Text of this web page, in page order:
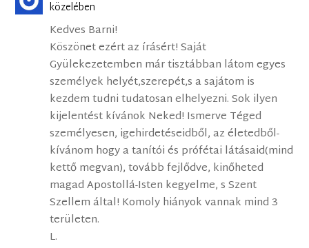
közelében
Kedves Barni!
Köszönet ezért az írásért! Saját
Gyülekezetemben már tisztábban látom egyes
személyek helyét,szerepét,s a sajátom is
kezdem tudni tudatosan elhelyezni. Sok ilyen
kijelentést kívánok Neked! Ismerve Téged
személyesen, igehirdetéseidből, az életedből-
kívánom hogy a tanítói és prófétai látásaid(mind
kettő megvan), tovább fejlődve, kinőheted
magad Apostollá-Isten kegyelme, s Szent
Szellem által! Komoly hiányok vannak mind 3
területen.
L.